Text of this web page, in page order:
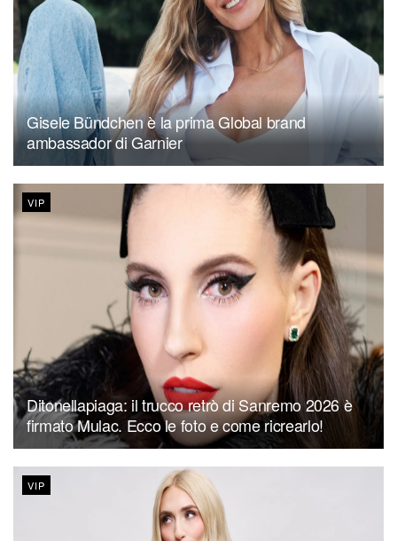
Gisele Bündchen è la prima Global brand
ambassador di Garnier
VIP
Ditonellapiaga: il trucco retrò di Sanremo 2026 è
firmato Mulac. Ecco le foto e come ricrearlo!
VIP